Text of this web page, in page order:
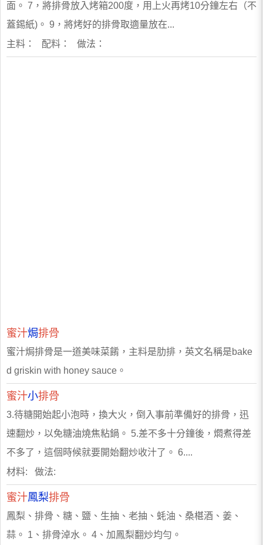
面。 7，將排骨放入烤箱200度，用上火再烤10分鐘左右（不
蓋錫紙)。 9，將烤好的排骨取適量放在...
主料： 配料： 做法：
蜜汁焗排骨
蜜汁焗排骨是一道美味菜餚，主料是肋排，英文名稱是bake
d griskin with honey sauce。
蜜汁小排骨
3.待糖開始起小泡時，換大火，倒入事前準備好的排骨，迅
速翻炒，以免糖油燒焦粘鍋。 5.差不多十分鐘後，燜煮得差
不多了，這個時候就要開始翻炒收汁了。 6....
材料: 做法:
蜜汁鳳梨排骨
鳳梨、排骨、糖、鹽、生抽、老抽、蚝油、桑椹酒、姜、
蒜。 1、排骨淖水。 4、加鳳梨翻炒均勻。